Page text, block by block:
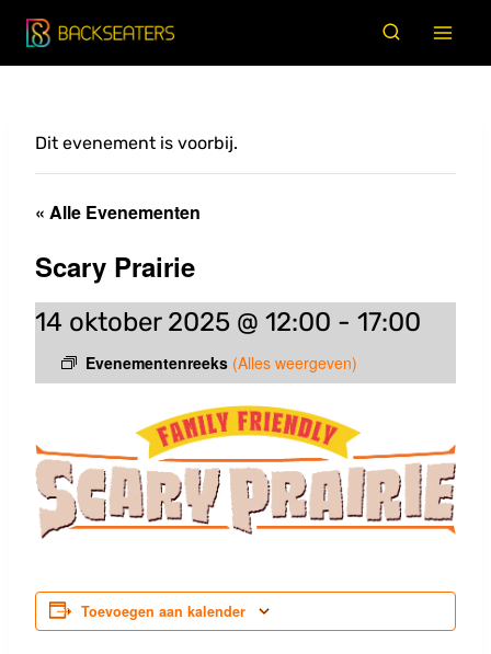
Doorgaan
naar
Dit evenement is voorbij.
« Alle Evenementen
Scary Prairie
14 oktober 2025 @ 12:00 - 17:00
Evenementenreeks (Alles weergeven)
Toevoegen aan kalender